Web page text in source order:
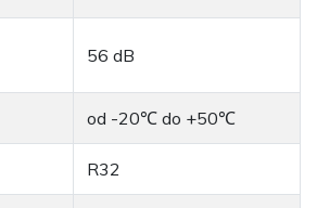
56 dB
od -20℃ do +50℃
R32